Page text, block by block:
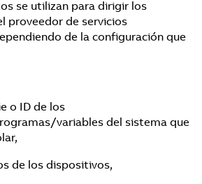
se utilizan para dirigir los
proveedor de servicios
de la configuración que
o ID de los
variables del sistema que
de los dispositivos,